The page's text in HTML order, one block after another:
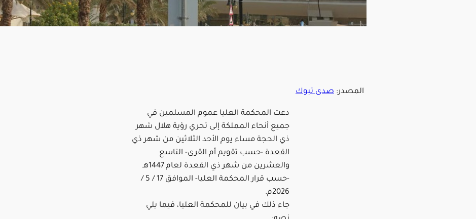
المصدر: صدى تبوك
دعت المحكمة العليا عموم المسلمين في
جميع أنحاء المملكة إلى تحري رؤية هلال شهر
ذي الحجة مساء يوم الأحد الثلاثين من شهر ذي
القعدة -حسب تقويم أم القرى- التاسع
والعشرين من شهر ذي القعدة لعام 1447هـ
-حسب قرار المحكمة العليا- الموافق 17 / 5 /
2026م.
جاء ذلك في بيان للمحكمة العليا، فيما يلي